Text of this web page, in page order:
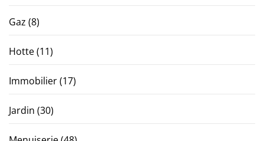
Gaz (8)
Hotte(11)
Immobilier(17)
Jardin (30)